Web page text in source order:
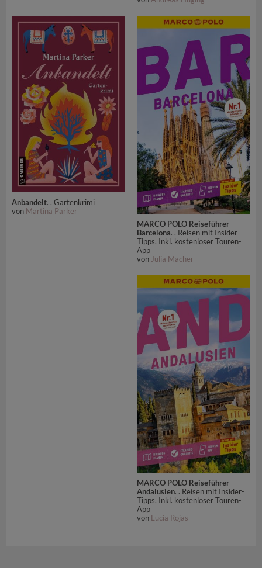
Anbandelt. . Gartenkrimi
von Martina Parker
MARCO POLO Reiseführer
Barcelona. . Reisen mit Insider-
Tipps. Inkl. kostenloser Touren-
App
von Julia Macher
MARCO POLO Reiseführer
Andalusien. . Reisen mit Insider-
Tipps. Inkl. kostenloser Touren-
App
von Lucia Rojas